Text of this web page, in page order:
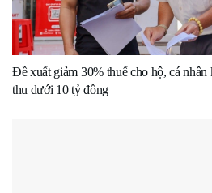
Đề xuất giảm 30% thuế cho hộ, cá
thu dưới 10 tỷ đồng